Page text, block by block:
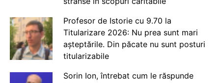
Profesor de Istorie cu 9.70 la
Titularizare 2026: Nu prea sunt mari
așteptările. Din păcate nu sunt posturi
titularizabile
Sorin Ion, întrebat cum le răspunde